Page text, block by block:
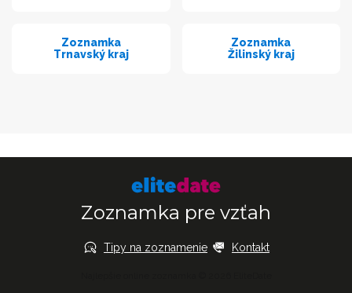
Zoznamka
Trnavský kraj
Zoznamka
Žilinský kraj
Zoznamka pre vzťah
Tipy na zoznamenie Kontakt